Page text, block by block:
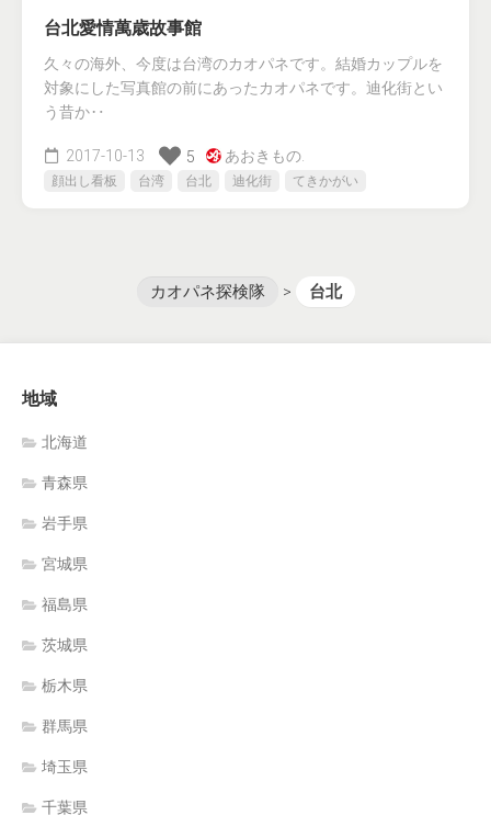
台北愛情萬歳故事館
久々の海外、今度は台湾のカオパネです。結婚カップルを
対象にした写真館の前にあったカオパネです。迪化街とい
う昔か‥
2017-10-13 5 あおきもの.
顔出し看板 台湾 台北 迪化街 てきかがい
カオパネ探検隊 > 台北
地域
北海道
青森県
岩手県
宮城県
福島県
茨城県
栃木県
群馬県
埼玉県
千葉県